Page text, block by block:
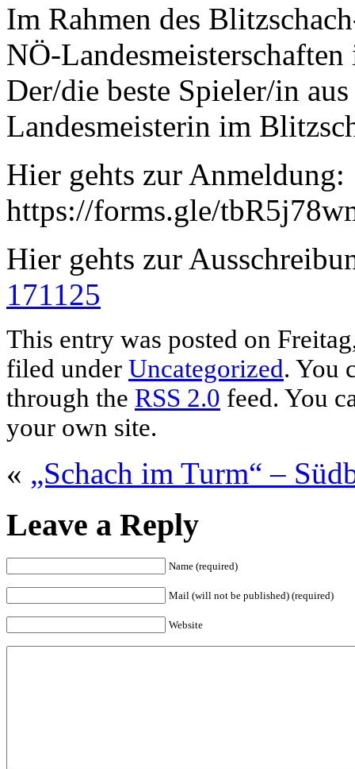
Im Rahmen des
NÖ-
Der/die beste Spieler/in
Landesmeisterin im
Hier gehts zur Anmeldung:
https://forms.gle/
Hier gehts zur
171125
This entry was posted on
filed under Uncategorized. You
through the RSS 2.0 feed. You
your own site.
« „Schach im Turm“ –
Leave a Reply
Name (required)
Mail (will not be published) (required)
Website